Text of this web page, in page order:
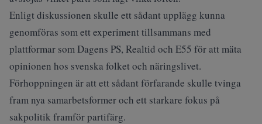
Enligt diskussionen skulle ett sådant upplägg kunna
genomföras som ett experiment tillsammans med
plattformar som Dagens PS, Realtid och E55 för att mäta
opinionen hos svenska folket och näringslivet.
Förhoppningen är att ett sådant förfarande skulle tvinga
fram nya samarbetsformer och ett starkare fokus på
sakpolitik framför partifärg.